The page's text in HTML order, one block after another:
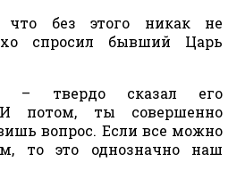
без этого никак не
спросил бывший Царь
– твердо сказал его
потом, ты совершенно
вопрос. Если все можно
то это однозначно наш